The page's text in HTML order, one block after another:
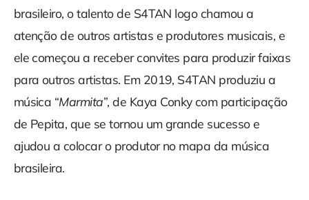
brasileiro, o talento de S4TAN logo chamou a
atenção de outros artistas e produtores musicais, e
ele começou a receber convites para produzir faixas
para outros artistas. Em 2019, S4TAN produziu a
música “Marmita”, de Kaya Conky com participação
de Pepita, que se tornou um grande sucesso e
ajudou a colocar o produtor no mapa da música
brasileira.